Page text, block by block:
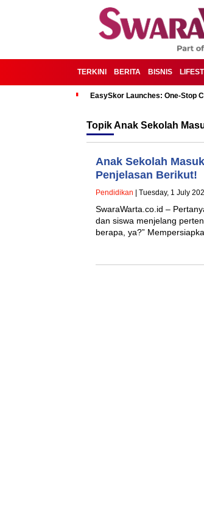
TERKINI BERITA BISNIS
EasySkor Launches: One-Stop
TopikAnak Sekolah
Anak Sekolah
Penjelasan Berikut!
Pendidikan | Tuesday, 1 July
SwaraWarta.co.id –
dan siswa menjelang
berapa, ya?”